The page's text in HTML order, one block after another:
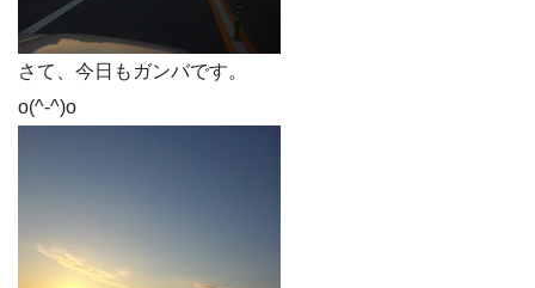
さて、今日もガンバです。
o(^-^)o